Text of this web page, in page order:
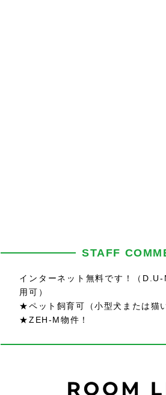
STAFF
インターネット無料です！（
用可）
★ペット飼育可（小型犬または猫
★ZEH-M物件！